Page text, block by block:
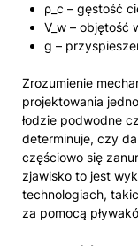
ρ_c – gęstość
V_w – objętość
g –
Zrozumienie
projektowania
łodzie podwodne
determinuje, czy
częściowo się
zjawisko to jest
technologiach,
za pomocą